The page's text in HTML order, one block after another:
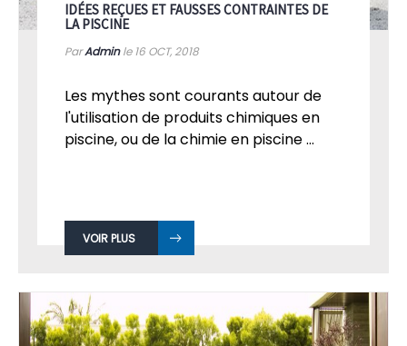
IDÉES REÇUES ET FAUSSES CONTRAINTES DE
LA PISCINE
ParAdminle 16 OCT, 2018
Les mythes sont courants autour de
l'utilisation de produits chimiques en
piscine, ou de la chimie en piscine ...
VOIR PLUS